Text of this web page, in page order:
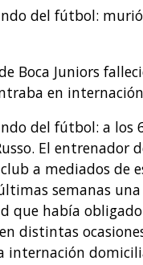
del fútbol:
Boca Juniors
en
del fútbol: a los
El entrenador
a mediados de
semanas una
que había
distintas
internación